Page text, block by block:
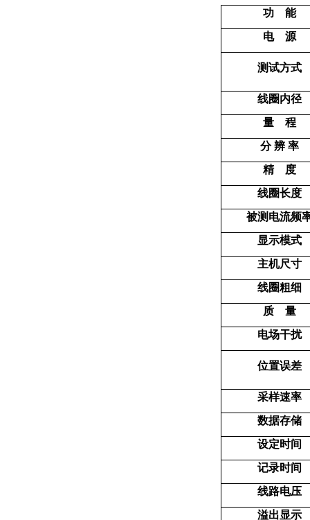
功 能
电 源
测试方式
线圈内径
量 程
分 辨 率
精 度
线圈长度
被测电流频
显示模式
主机尺寸
线圈粗细
质 量
电场干扰
位置误差
采样速率
数据存储
设定时间
记录时间
线路电压
溢出显示